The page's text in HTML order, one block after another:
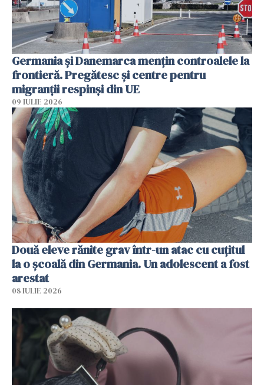
Germania și Danemarca mențin controalele la
frontieră. Pregătesc și centre pentru
migranții respinși din UE
09 IULIE 2026
Două eleve rănite grav într-un atac cu cuțitul
la o școală din Germania. Un adolescent a fost
arestat
08 IULIE 2026